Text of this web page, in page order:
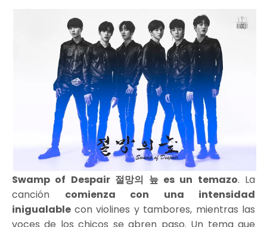
Swamp of Despair 절망의 늪 es un temazo. La
canción comienza con una intensidad
inigualable con violines y tambores, mientras las
voces de los chicos se abren paso. Un tema que